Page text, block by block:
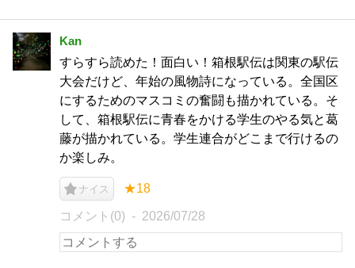
Kan
すらすら読めた！面白い！箱根駅伝は関東の駅伝
大会だけど、年始の風物詩になっている。全国区
にするためのマスコミの奮闘も描かれている。そ
して、箱根駅伝に青春をかける学生のやる気と葛
藤が描かれている。学生連合がどこまで行けるの
か楽しみ。
ナイス ★18
コメント(0) 2026/07/28